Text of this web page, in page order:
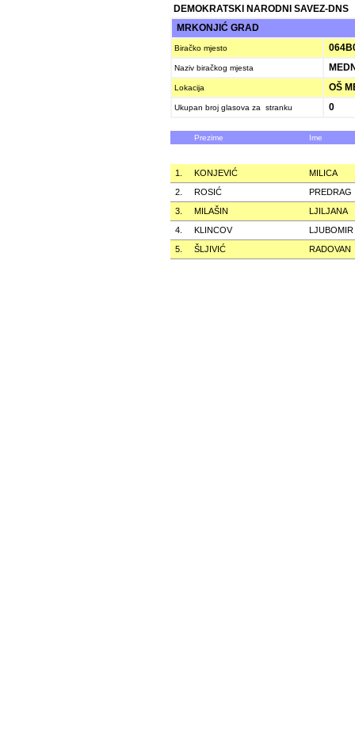
DEMOKRATSKI NARODNI SAVEZ-DNS
MRKONJIĆ GRAD
Biračko mjesto
Naziv biračkog mjesta
Lokacija OŠ
Ukupan broj glasova za stranku 0
Prezime Ime
1. KONJEVIĆ
MILICA
2.
ROSIĆ
PREDRAG
3.
MILAŠIN
LJILJANA
4.
KLINCOV
LJUBOMIR
5.
ŠLJIVIĆ RADOVAN